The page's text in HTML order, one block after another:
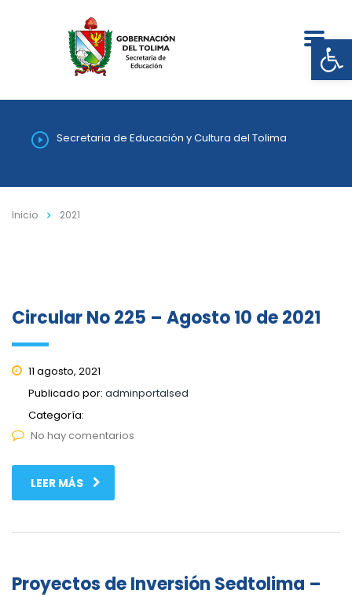
Secretaria de Educación y Cultura del Tolima
Inicio 2021
Circular No 225 – Agosto 10 de 2021
11 agosto, 2021
Publicado por: adminportalsed
Categoría:
No hay comentarios
LEER MÁS
Proyectos de Inversión Sedtolima –